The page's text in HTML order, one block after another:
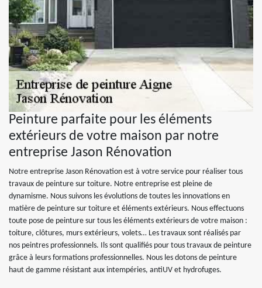
Peinture parfaite pour les éléments
extérieurs de votre maison par notre
entreprise Jason Rénovation
Notre entreprise Jason Rénovation est à votre service pour réaliser tous
travaux de peinture sur toiture. Notre entreprise est pleine de
dynamisme. Nous suivons les évolutions de toutes les innovations en
matière de peinture sur toiture et éléments extérieurs. Nous effectuons
toute pose de peinture sur tous les éléments extérieurs de votre maison :
toiture, clôtures, murs extérieurs, volets… Les travaux sont réalisés par
nos peintres professionnels. Ils sont qualifiés pour tous travaux de peinture
grâce à leurs formations professionnelles. Nous les dotons de peinture
haut de gamme résistant aux intempéries, antiUV et hydrofuges.